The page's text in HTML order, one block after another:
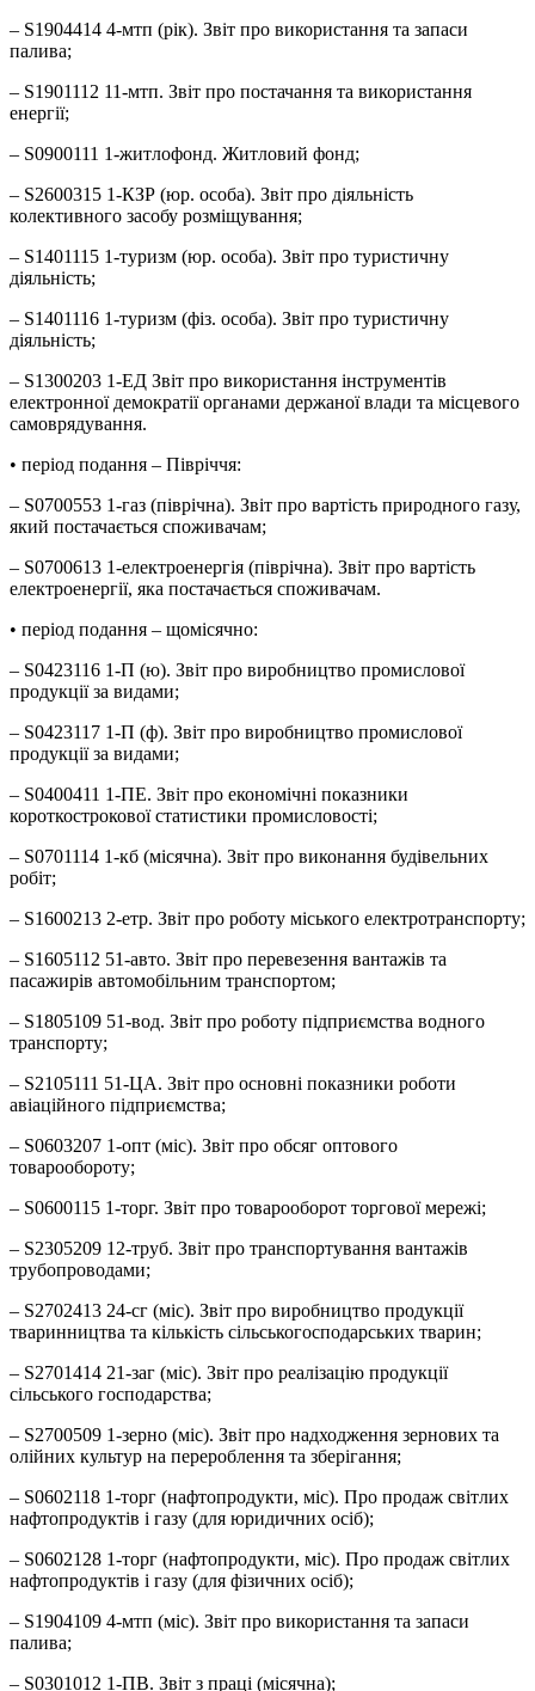
– S1904414 4-мтп (рік). Звіт про використання та запаси
палива;
– S1901112 11-мтп. Звіт про постачання та використання
енергії;
– S0900111 1-житлофонд. Житловий фонд;
– S2600315 1-КЗР (юр. особа). Звіт про діяльність
колективного засобу розміщування;
– S1401115 1-туризм (юр. особа). Звіт про туристичну
діяльність;
– S1401116 1-туризм (фіз. особа). Звіт про туристичну
діяльність;
– S1300203 1-ЕД Звіт про використання інструментів
електронної демократії органами держаної влади та місцевого
самоврядування.
• період подання – Півріччя:
– S0700553 1-газ (піврічна). Звіт про вартість природного газу,
який постачається споживачам;
– S0700613 1-електроенергія (піврічна). Звіт про вартість
електроенергії, яка постачається споживачам.
• період подання – щомісячно:
– S0423116 1-П (ю). Звіт про виробництво промислової
продукції за видами;
– S0423117 1-П (ф). Звіт про виробництво промислової
продукції за видами;
– S0400411 1-ПЕ. Звіт про економічні показники
короткострокової статистики промисловості;
– S0701114 1-кб (місячна). Звіт про виконання будівельних
робіт;
– S1600213 2-етр. Звіт про роботу міського електротранспорту;
– S1605112 51-авто. Звіт про перевезення вантажів та
пасажирів автомобільним транспортом;
– S1805109 51-вод. Звіт про роботу підприємства водного
транспорту;
– S2105111 51-ЦА. Звіт про основні показники роботи
авіаційного підприємства;
– S0603207 1-опт (міс). Звіт про обсяг оптового
товарообороту;
– S0600115 1-торг. Звіт про товарооборот торгової мережі;
– S2305209 12-труб. Звіт про транспортування вантажів
трубопроводами;
– S2702413 24-сг (міс). Звіт про виробництво продукції
тваринництва та кількість сільськогосподарських тварин;
– S2701414 21-заг (міс). Звіт про реалізацію продукції
сільського господарства;
– S2700509 1-зерно (міс). Звіт про надходження зернових та
олійних культур на перероблення та зберігання;
– S0602118 1-торг (нафтопродукти, міс). Про продаж світлих
нафтопродуктів і газу (для юридичних осіб);
– S0602128 1-торг (нафтопродукти, міс). Про продаж світлих
нафтопродуктів і газу (для фізичних осіб);
– S1904109 4-мтп (міс). Звіт про використання та запаси
палива;
– S0301012 1-ПВ. Звіт з праці (місячна);